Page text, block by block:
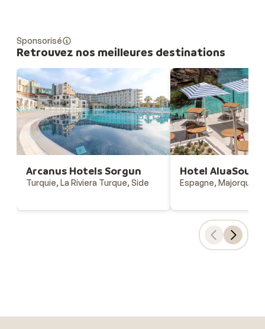
Sponsorisé
Retrouvez nos meilleures destinations
Arcanus Hotels Sorgun
Turquie, La Riviera Turque, Side
Hotel AluaSoul
Espagne, Majorque,